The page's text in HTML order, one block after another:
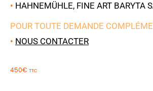
• HAHNEMÜHLE, FINE ART BARYTA
POUR TOUTE DEMANDE
• NOUS CONTACTER
450€ TTC